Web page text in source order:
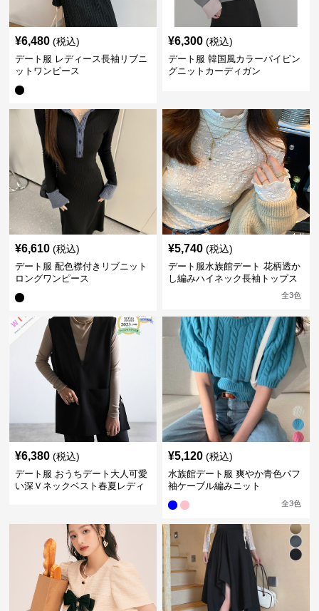
¥6,480 (税込)
デート服 レディース長袖リブニ
ットワンピース
¥6,300 (税込)
デート服 韓国風カラーパイピン
グニットカーディガン
¥6,610 (税込)
デート服 配色襟付きリブニット
ロングワンピース
¥5,740 (税込)
デート服水族館デート 花柄透か
し編みハイネック長袖トップス
全3色
¥6,380 (税込)
デート服 おうちデート大人可愛
い深Ｖネックベスト春夏レディ
¥5,120 (税込)
水族館デート服 爽やか青色パフ
袖ケーブル編みニット
全3色